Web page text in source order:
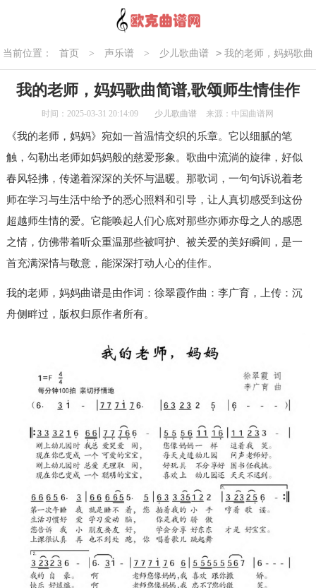
当前位置： 首页 > 声乐谱 > 少儿歌曲谱 > 我的老师，妈妈歌曲
我的老师，妈妈歌曲简谱,歌颂师生情佳作
时间：2025-03-31 20:14:09 少儿歌曲谱 来源：中国曲谱网
《我的老师，妈妈》宛如一首温情交织的乐章。它以细腻的笔
触，勾勒出老师如妈妈般的慈爱形象。歌曲中流淌的旋律，好似
春风轻拂，传递着深深的关怀与温暖。那歌词，一句句诉说着老
师在学习与生活中给予的悉心照料和引导，让人真切感受到这份
超越师生情的爱。它能唤起人们心底对那些亦师亦母之人的感恩
之情，仿佛带着听众重温那些被呵护、被关爱的美好瞬间，是一
首充满深情与敬意，能深深打动人心的佳作。
我的老师，妈妈曲谱是由作词：徐翠霞作曲：李广育，上传：沉
舟侧畔过，版权归原作者所有。